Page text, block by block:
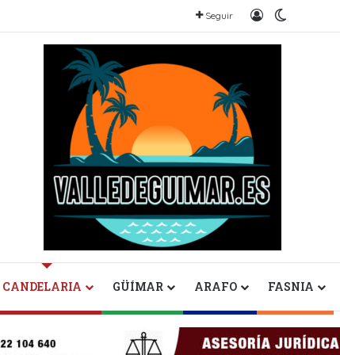
Seguir Iniciar sesión
CANDELARIA GÜÍMAR ARAFO FASNIA